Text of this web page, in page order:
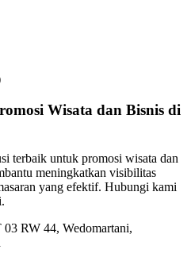
Wisata dan Bisnis di
terbaik untuk promosi wisata dan
meningkatkan visibilitas
yang efektif. Hubungi kami
RW 44, Wedomartani,